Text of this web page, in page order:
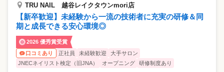
TRU NAIL 越谷レイクタウンmori店
【新卒歓迎】未経験から一流の技術者に充実の研修＆同
期と成長できる安心環境◎
2026 優秀賞受賞
口コミあり
正社員 未経験歓迎
大手サロン
JNECネイリスト検定（旧JNA）
オープニング 研修制度あり